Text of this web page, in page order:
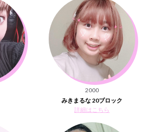
2000
みきまるな 20ブロック
詳細はこちら